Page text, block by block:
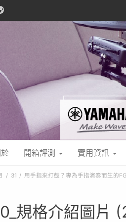
開箱評測 實用資訊
31 用手指來打鼓？專為手指演奏而生的
規格介紹圖片